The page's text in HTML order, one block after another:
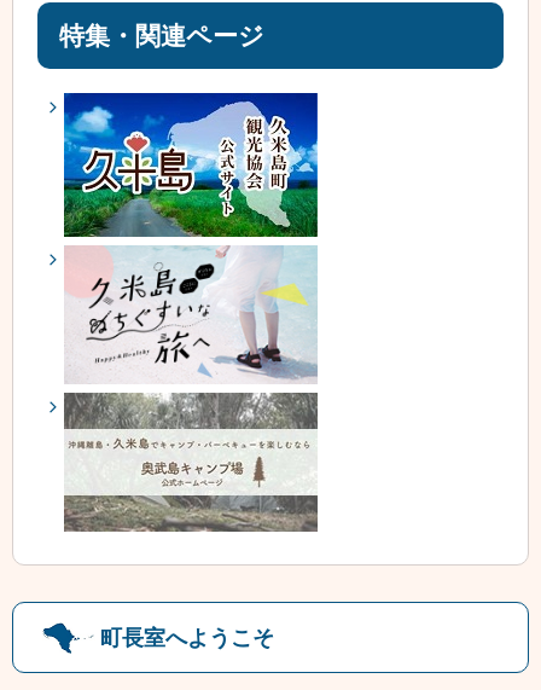
特集・関連ページ
町長室へようこそ